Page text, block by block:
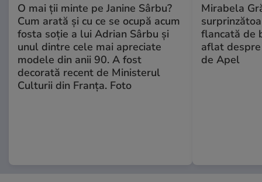
O mai ții minte pe Janine Sârbu?
Cum arată și cu ce se ocupă acum
fosta soție a lui Adrian Sârbu și
unul dintre cele mai apreciate
modele din anii 90. A fost
decorată recent de Ministerul
Culturii din Franța. Foto
Mirabela
flancată de
aflat
de Apel